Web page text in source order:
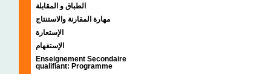
الطباق و المقابلة
مهارة المقارنة والاستنتاج
الإستعارة
الإستفهام
Enseignement Secondaire
qualifiant: Programme